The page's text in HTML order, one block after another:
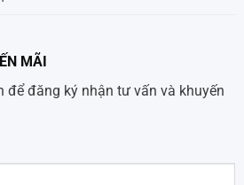
MÃI
để đăng ký nhận tư vấn và khuyến